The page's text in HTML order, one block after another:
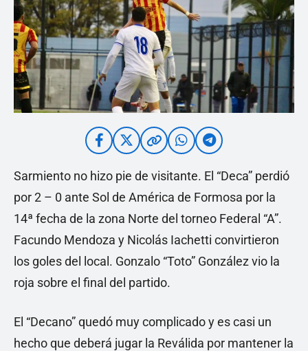
Sarmiento no hizo pie de visitante. El “Deca” perdió
por 2 – 0 ante Sol de América de Formosa por la
14ª fecha de la zona Norte del torneo Federal “A”.
Facundo Mendoza y Nicolás Iachetti convirtieron
los goles del local. Gonzalo “Toto” González vio la
roja sobre el final del partido.
El “Decano” quedó muy complicado y es casi un
hecho que deberá jugar la Reválida por mantener la